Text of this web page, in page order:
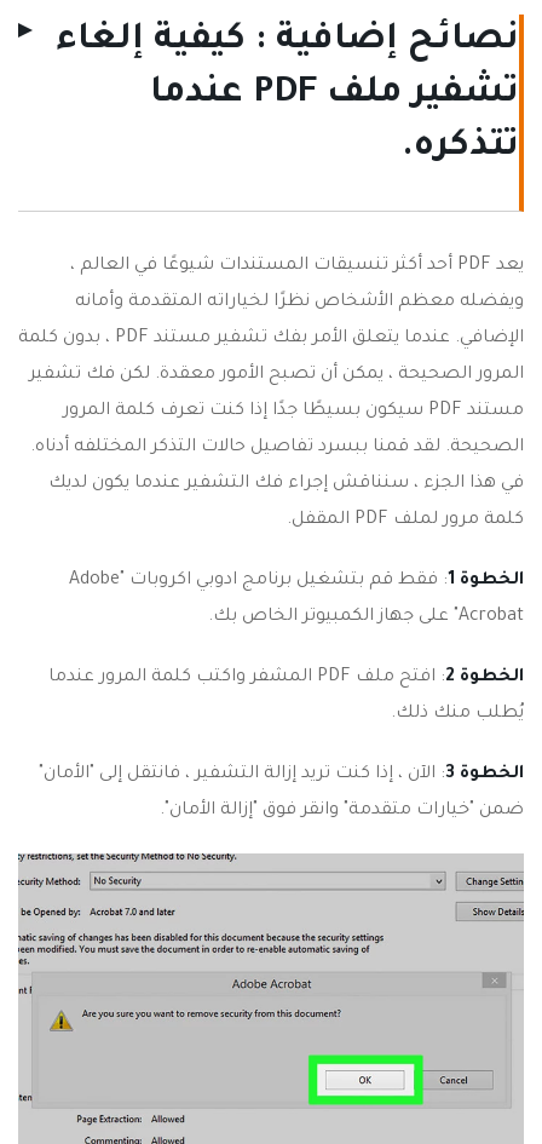
نصائح إضافية : كيفية إلغاء
تشفير ملف PDF عندما
تتذكره.
يعد PDF أحد أكثر تنسيقات المستندات شيوعًا في العالم ،
ويفضله معظم الأشخاص نظرًا لخياراته المتقدمة وأمانه
الإضافي. عندما يتعلق الأمر بفك تشفير مستند PDF ، بدون كلمة
المرور الصحيحة ، يمكن أن تصبح الأمور معقدة. لكن فك تشفير
مستند PDF سيكون بسيطًا جدًا إذا كنت تعرف كلمة المرور
الصحيحة. لقد قمنا ببسرد تفاصيل حالات التذكر المختلفه أدناه.
في هذا الجزء ، سنناقش إجراء فك التشفير عندما يكون لديك
كلمة مرور لملف PDF المقفل.
الخطوة 1
: فقط قم بتشغيل برنامج ادوبي اكروبات "Adobe
Acrobat" على جهاز الكمبيوتر الخاص بك.
الخطوة 2
: افتح ملف PDF المشفر واكتب كلمة المرور عندما
يُطلب منك ذلك.
الخطوة 3
: الآن ، إذا كنت تريد إزالة التشفير ، فانتقل إلى "الأمان"
ضمن "خيارات متقدمة" وانقر فوق "إزالة الأمان".